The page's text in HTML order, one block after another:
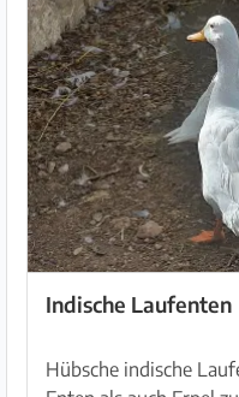
Indische Laufenten
Hübsche indische